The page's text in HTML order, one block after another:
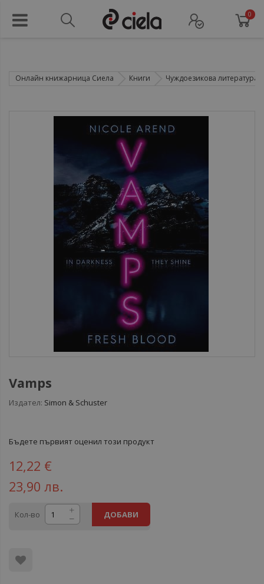
0
Онлайн книжарница Сиела Книги Чуждоезикова литература
Vamps
Издател: Simon & Schuster
Бъдете първият оценил този продукт
12,22 €
23,90 лв.
Кол-во ДОБАВИ